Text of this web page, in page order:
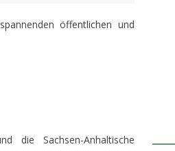
öffentlichen und
die Sachsen-Anhaltische